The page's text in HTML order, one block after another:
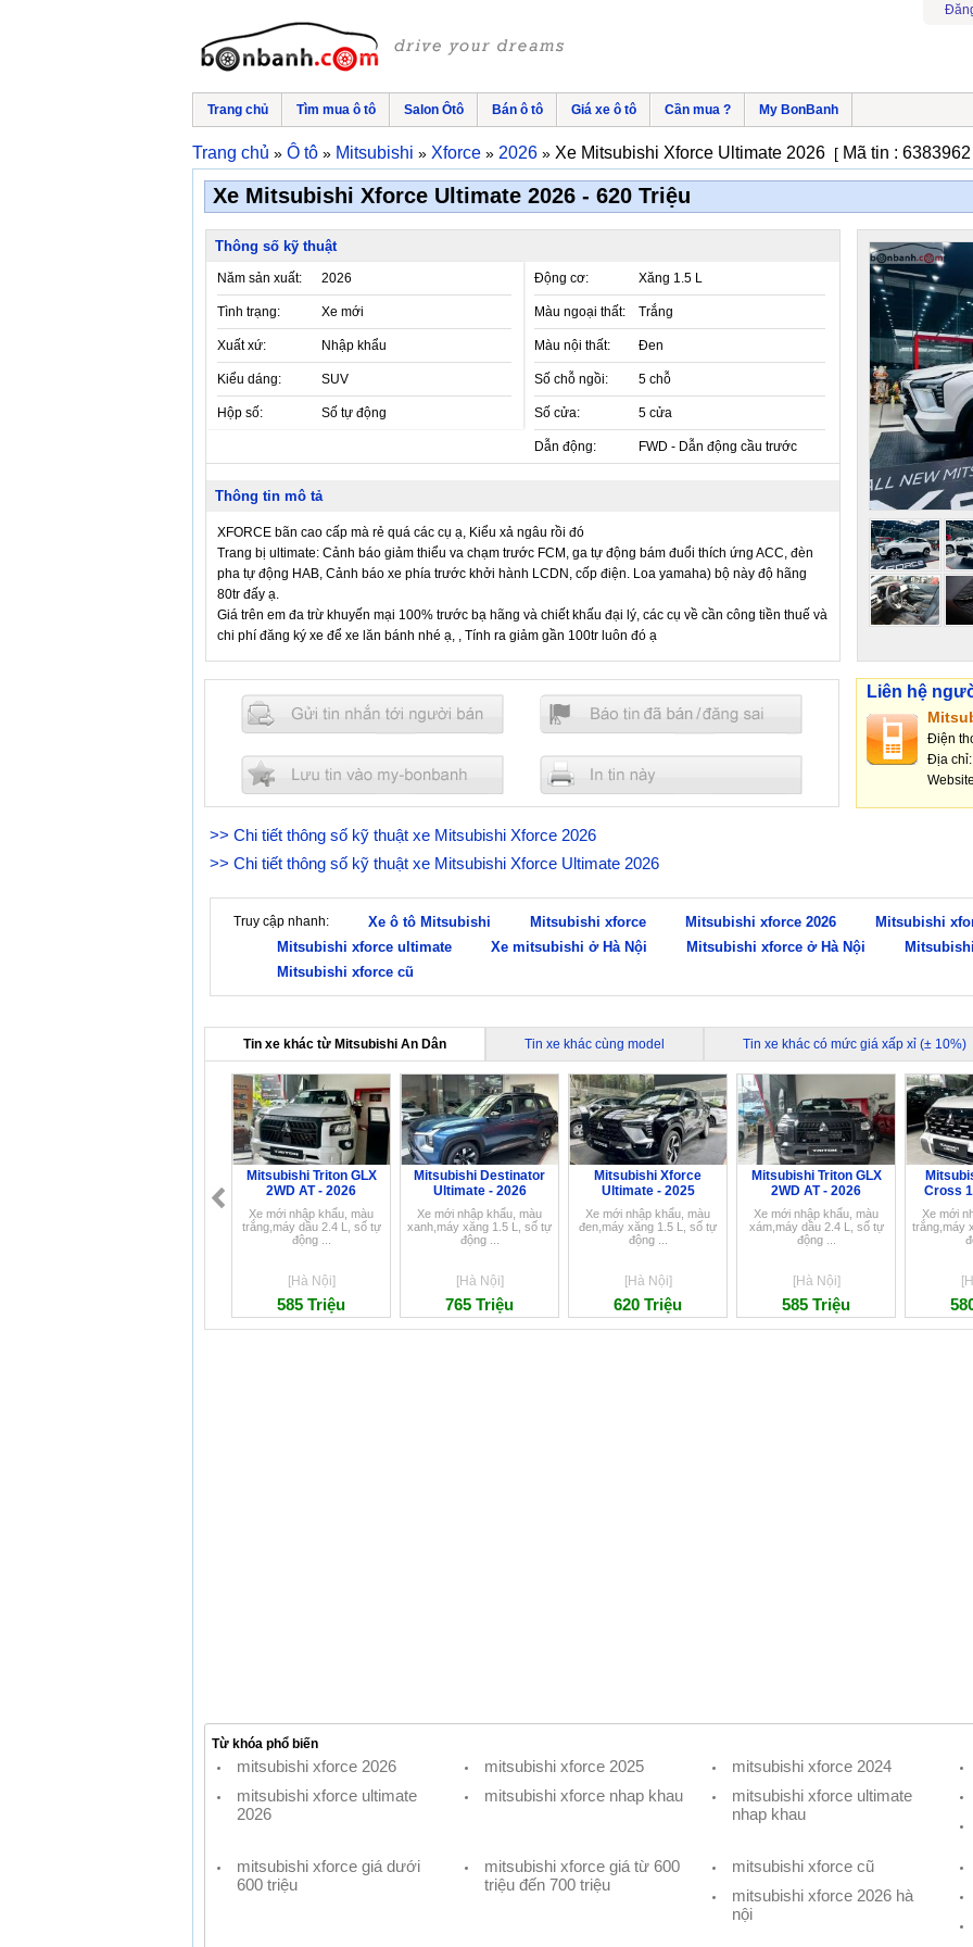
Trang chủ Tìm mua ô tô Salon Ôtô Bán ô tô Giá xe ô tô Cần mua ? My BonBanh
Trang chủ » Ô tô » Mitsubishi » Xforce » 2026 » Xe Mitsubishi Xforce Ultimate 2026 [ Mã tin : 6383962
Xe Mitsubishi Xforce Ultimate 2026 - 620 Triệu
Thông số kỹ thuật
Năm sản xuất: 2026
Tình trạng: Xe mới
Xuất xứ: Nhập khẩu
Kiểu dáng: SUV
Hộp số: Số tự động
Động cơ: Xăng 1.5 L
Màu ngoại thất: Trắng
Màu nội thất: Đen
Số chỗ ngồi: 5 chỗ
Số cửa: 5 cửa
Dẫn động: FWD - Dẫn động cầu trước
Thông tin mô tả
XFORCE bãn cao cấp mà rẻ quá các cụ ạ, Kiểu xả ngâu rồi đó
Trang bị ultimate: Cảnh báo giảm thiểu va chạm trước FCM, ga tự động bám đuổi thích ứng ACC, đèn
pha tự động HAB, Cảnh báo xe phía trước khởi hành LCDN, cốp điện. Loa yamaha) bộ này độ hãng
80tr đấy ạ.
Giá trên em đa trừ khuyến mại 100% trước bạ hãng và chiết khấu đại lý, các cụ về cần công tiền thuế và
chi phí đăng ký xe để xe lăn bánh nhé ạ, , Tính ra giảm gần 100tr luôn đó ạ
Các bác xe cũ đừng gọi check giá em nha.
Liên hệ
Điện
Địa chỉ:
>> Chi tiết thông số kỹ thuật xe Mitsubishi Xforce 2026
>> Chi tiết thông số kỹ thuật xe Mitsubishi Xforce Ultimate 2026
Truy cập nhanh: Xe ô tô Mitsubishi Mitsubishi xforce Mitsubishi xforce 2026
Mitsubishi
Mitsubishi xforce ultimate
Xe mitsubishi ở Hà Nội Mitsubishi xforce ở Hà Nội
Mitsubishi xforce cũ
Tin xe khác từ Mitsubishi An Dân Tin xe khác cùng model Tin xe khác có mức giá xấp xỉ (± 10%)
Mitsubishi Triton GLX
2WD AT - 2026
Xe mới nhập khẩu, màu
trắng,máy dầu 2.4 L, số tự
động ...
[Hà Nội]
585 Triệu
Mitsubishi Destinator
Ultimate - 2026
Xe mới nhập khẩu, màu
xanh,máy xăng 1.5 L, số tự
động ...
[Hà Nội]
765 Triệu
Mitsubishi Xforce
Ultimate - 2025
Xe mới nhập khẩu, màu
đen,máy xăng 1.5 L, số tự
động ...
[Hà Nội]
620 Triệu
Mitsubishi Triton GLX
2WD AT - 2026
Xe mới nhập khẩu, màu
xám,máy dầu 2.4 L, số tự
động ...
[Hà Nội]
585 Triệu
Cross
Xe mới
trắng,máy
Từ khóa phổ biến
mitsubishi xforce 2026 mitsubishi xforce 2025 mitsubishi xforce 2024
mitsubishi xforce ultimate
2026
mitsubishi xforce nhap khau mitsubishi xforce ultimate
nhap khau
mitsubishi xforce giá dưới
600 triệu
mitsubishi xforce giá từ 600
triệu đến 700 triệu
mitsubishi xforce cũ
mitsubishi xforce 2026 hà
nội